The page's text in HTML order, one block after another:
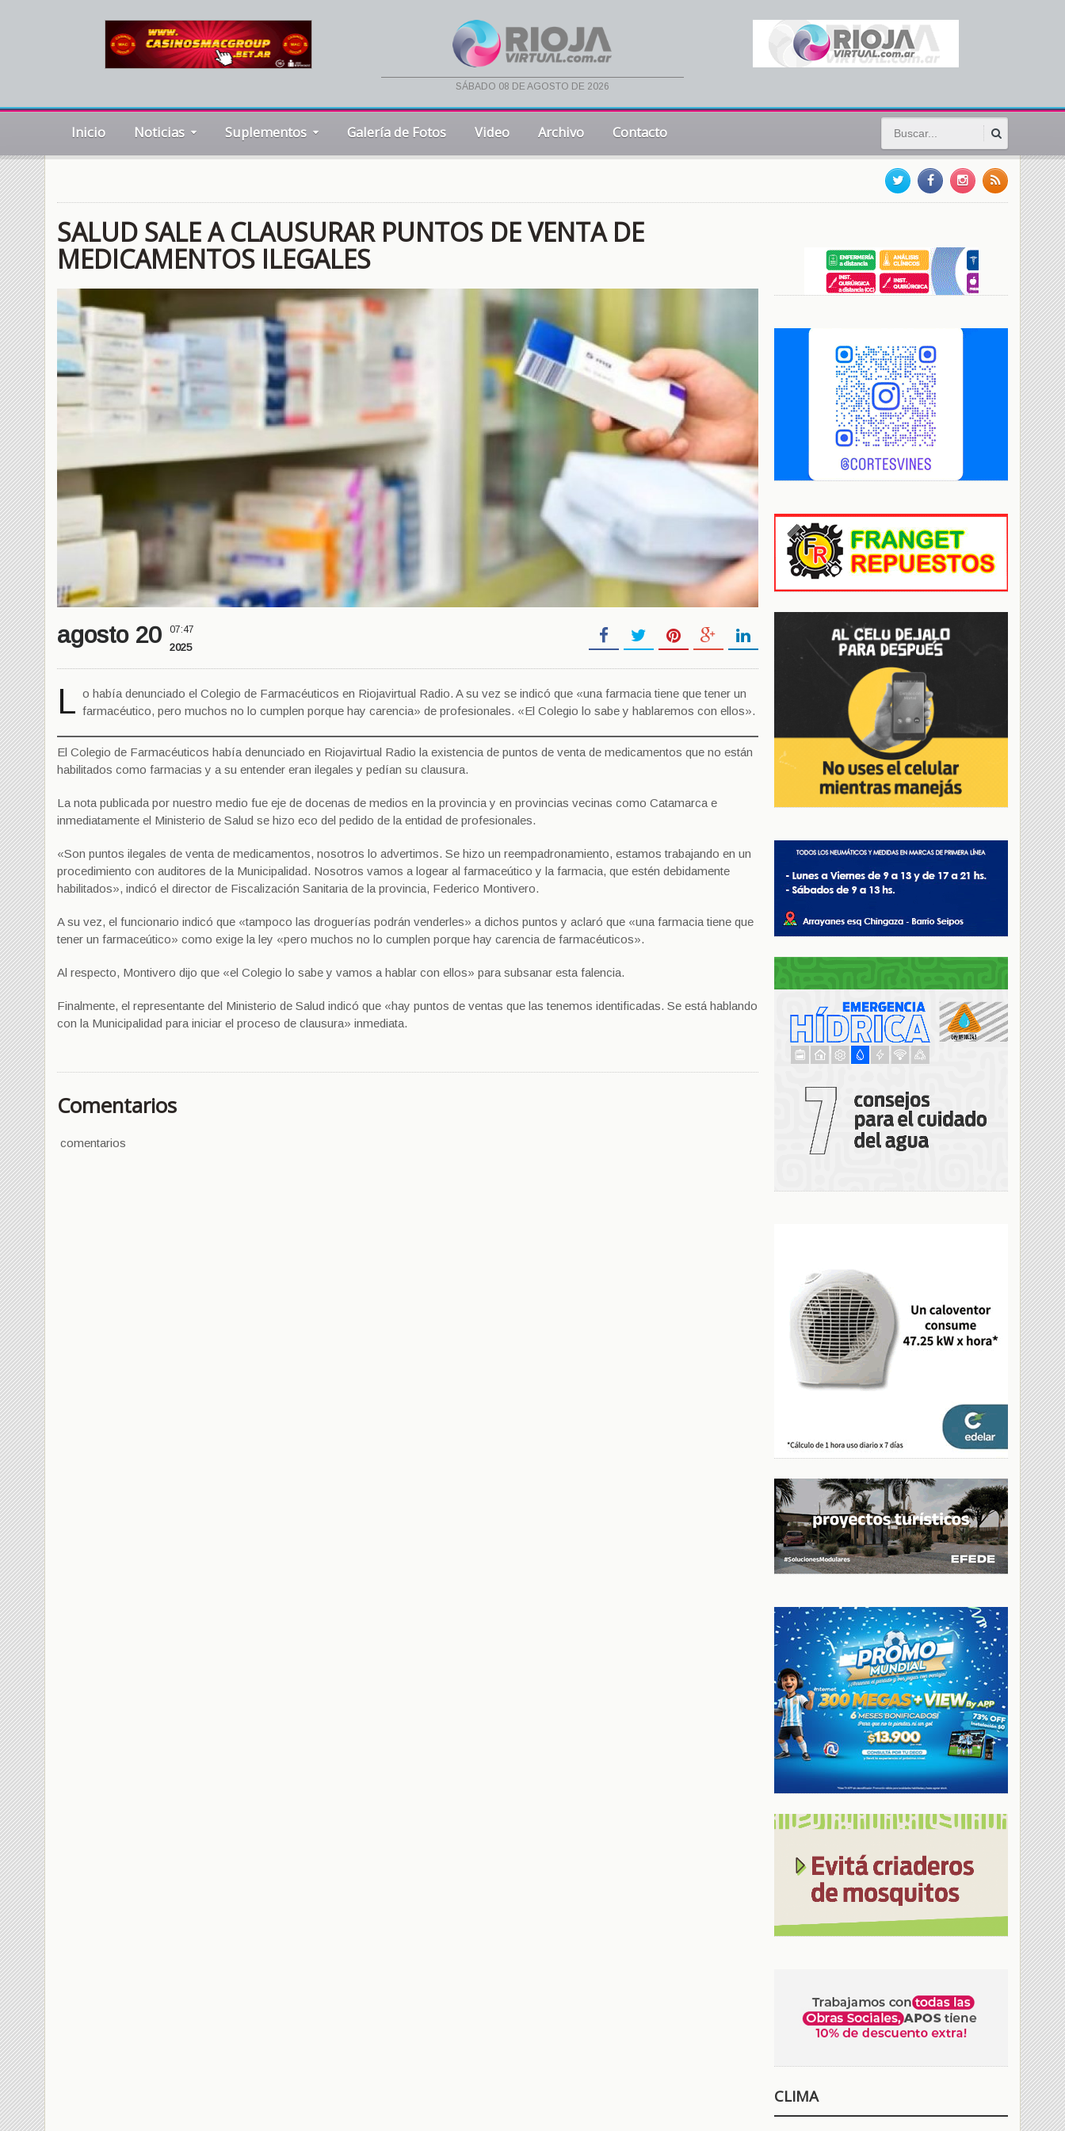
sábado 08 de agosto de 2026
Inicio Noticias Suplementos Galería de Fotos Video Archivo Contacto
SALUD SALE A CLAUSURAR PUNTOS DE VENTA DE
MEDICAMENTOS ILEGALES
agosto 20 07:47
2025
L o había denunciado el Colegio de Farmacéuticos en Riojavirtual Radio. A su vez se indicó que «una farmacia tiene que tener un
farmacéutico, pero muchos no lo cumplen porque hay carencia» de profesionales. «El Colegio lo sabe y hablaremos con ellos».
El Colegio de Farmacéuticos había denunciado en Riojavirtual Radio la existencia de puntos de venta de medicamentos que no están
habilitados como farmacias y a su entender eran ilegales y pedían su clausura.
La nota publicada por nuestro medio fue eje de docenas de medios en la provincia y en provincias vecinas como Catamarca e
inmediatamente el Ministerio de Salud se hizo eco del pedido de la entidad de profesionales.
«Son puntos ilegales de venta de medicamentos, nosotros lo advertimos. Se hizo un reempadronamiento, estamos trabajando en un
procedimiento con auditores de la Municipalidad. Nosotros vamos a logear al farmaceútico y la farmacia, que estén debidamente
habilitados», indicó el director de Fiscalización Sanitaria de la provincia, Federico Montivero.
A su vez, el funcionario indicó que «tampoco las droguerías podrán venderles» a dichos puntos y aclaró que «una farmacia tiene que
tener un farmaceútico» como exige la ley «pero muchos no lo cumplen porque hay carencia de farmacéuticos».
Al respecto, Montivero dijo que «el Colegio lo sabe y vamos a hablar con ellos» para subsanar esta falencia.
Finalmente, el representante del Ministerio de Salud indicó que «hay puntos de ventas que las tenemos identificadas. Se está hablando
con la Municipalidad para iniciar el proceso de clausura» inmediata.
Comentarios
comentarios
CLIMA